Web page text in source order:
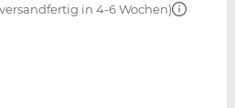
in 4-6 Wochen)